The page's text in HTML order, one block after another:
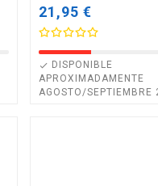
21,95 €
 DISPONIBLE
APROXIMADAMENTE
AGOSTO/SEPTIEMBRE